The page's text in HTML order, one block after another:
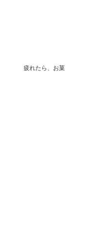
疲れたら、お菓